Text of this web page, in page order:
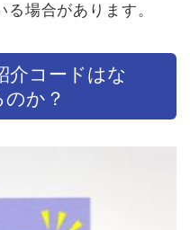
場合があります。
介コードはな
か？